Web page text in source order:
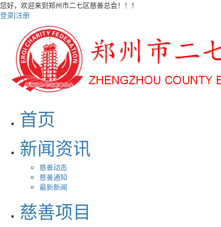
您好，欢迎来到郑州市二七区慈善总会！！！
登录|注册
首页
新闻资讯
慈善动态
慈善通知
最新新闻
慈善项目